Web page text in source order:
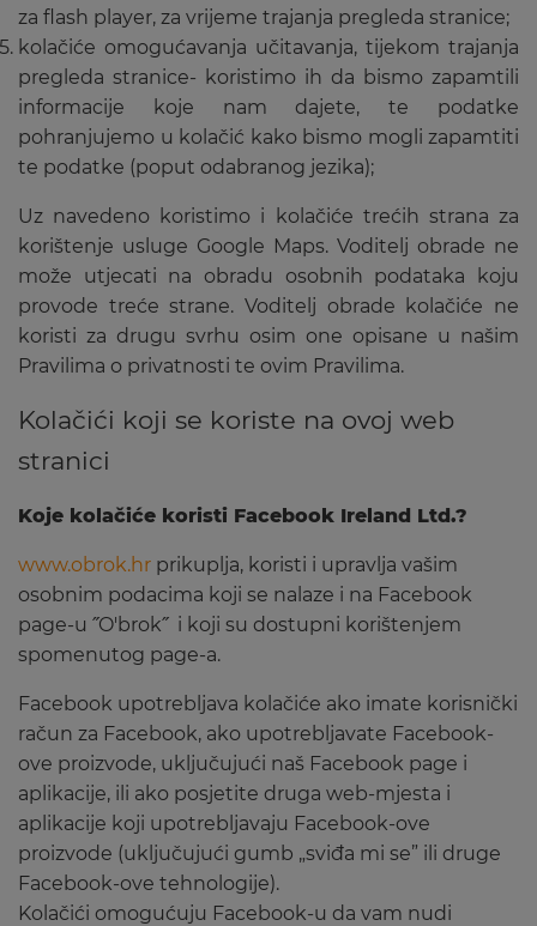
za flash player, za vrijeme trajanja pregleda stranice;
kolačiće omogućavanja učitavanja, tijekom trajanja
pregleda stranice- koristimo ih da bismo zapamtili
informacije koje nam dajete, te podatke
pohranjujemo u kolačić kako bismo mogli zapamtiti
te podatke (poput odabranog jezika);
Uz navedeno koristimo i kolačiće trećih strana za
korištenje usluge Google Maps. Voditelj obrade ne
može utjecati na obradu osobnih podataka koju
provode treće strane. Voditelj obrade kolačiće ne
koristi za drugu svrhu osim one opisane u našim
Pravilima o privatnosti te ovim Pravilima.
Kolačići koji se koriste na ovoj web
stranici
Koje kolačiće koristi Facebook Ireland Ltd.?
www.obrok.hr prikuplja, koristi i upravlja vašim
osobnim podacima koji se nalaze i na Facebook
page-u ˝O'brok˝ i koji su dostupni korištenjem
spomenutog page-a.
Facebook upotrebljava kolačiće ako imate korisnički
račun za Facebook, ako upotrebljavate Facebook-
ove proizvode, uključujući naš Facebook page i
aplikacije, ili ako posjetite druga web-mjesta i
aplikacije koji upotrebljavaju Facebook-ove
proizvode (uključujući gumb „sviđa mi se” ili druge
Facebook-ove tehnologije).
Kolačići omogućuju Facebook-u da vam nudi